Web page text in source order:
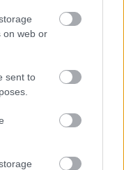
on web or
sent to
:
dans la voie
l'origine dans la